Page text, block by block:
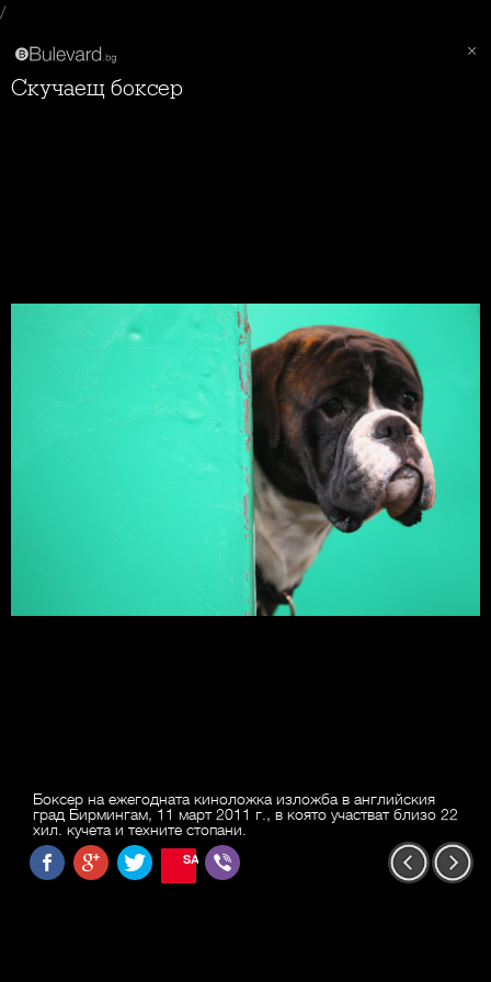
/
Скучаещ боксер
Боксер на ежегодната киноложка изложба в английския
град Бирмингам, 11 март 2011 г., в която участват близо 22
хил. кучета и техните стопани.
SAVE